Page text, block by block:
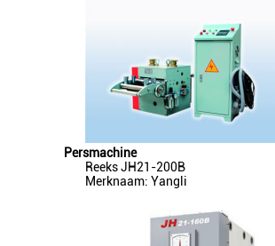
Persmachine
Reeks JH21-200B
Merknaam: Yangli